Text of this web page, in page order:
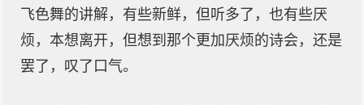
飞色舞的讲解，有些新鲜，但听多了，也有些厌
烦，本想离开，但想到那个更加厌烦的诗会，还是
罢了，叹了口气。